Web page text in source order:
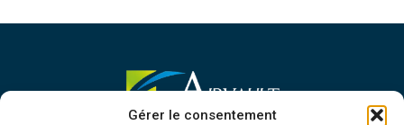
Gérer le consentement
MAIRIE D'AIRVAULT